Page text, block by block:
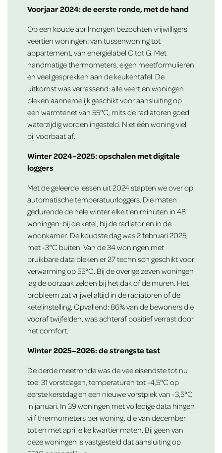
Voorjaar 2024: de eerste ronde, met de hand
Op een koude aprilmorgen bezochten vrijwilligers
veertien woningen: van tussenwoning tot
appartement, van energielabel C tot G. Met
handmatige thermometers, eigen meetformulieren
en veel gesprekken aan de keukentafel. De
uitkomst was verrassend: alle veertien woningen
bleken aannemelijk geschikt voor aansluiting op
een warmtenet van 55°C, mits de radiatoren goed
waterzijdig worden ingesteld. Niet één woning viel
bij voorbaat af.
Winter 2024–2025: opschalen met digitale
loggers
Met de geleerde lessen uit 2024 stapten we over op
automatische temperatuurloggers. Die maten
gedurende de hele winter elke tien minuten in 48
woningen: bij de ketel, bij de radiator en in de
woonkamer. De koudste dag was 2 februari 2025,
met -3°C buiten. Van de 34 woningen met
bruikbare data bleken er 27 technisch geschikt voor
verwarming op 55°C. Bij de overige zeven woningen
lag de oorzaak zelden bij het dak of de muren. Het
probleem zat vrijwel altijd in de radiatoren of de
ketelinstelling. Opvallend: 86% van de bewoners die
vooraf twijfelden, was achteraf positief verrast door
het comfort.
Winter 2025–2026: de strengste test
De derde meetronde was de veeleisendste tot nu
toe: 31 vorstdagen, temperaturen tot -4,5°C op
eerste kerstdag en een nieuwe vorstpiek van -3,5°C
in januari. In 39 woningen met volledige data hingen
vijf thermometers per woning, die van december
tot en met april elke kwartier maten. Bij geen van
deze woningen is vastgesteld dat aansluiting op